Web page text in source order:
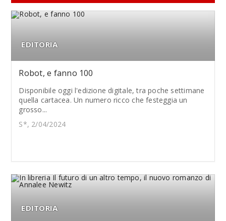
EDITORIA
Robot, e fanno 100
Disponibile oggi l'edizione digitale, tra poche settimane
quella cartacea. Un numero ricco che festeggia un
grosso...
S*, 2/04/2024
EDITORIA